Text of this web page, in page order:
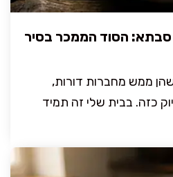
הסוד הממכר בסיר
ממש מחברות דורות,
כזה. בבית שלי זה תמיד